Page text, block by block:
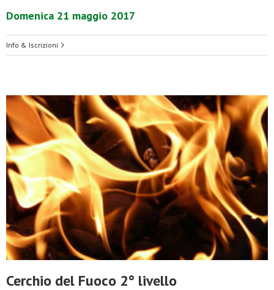
Domenica 21 maggio 2017
Info & Iscrizioni
Cerchio del Fuoco 2° livello